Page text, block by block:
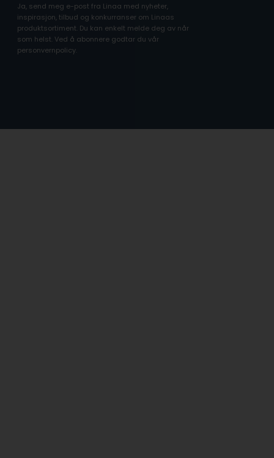
Ja, send meg e-post fra Linaa med nyheter,
inspirasjon, tilbud og konkurranser om Linaas
produktsortiment. Du kan enkelt melde deg av når
som helst. Ved å abonnere godtar du vår
personvernpolicy.